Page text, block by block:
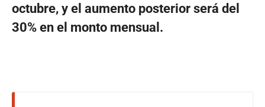
octubre, y el aumento posterior será del
30% en el monto mensual.